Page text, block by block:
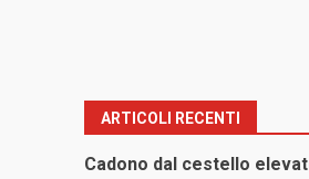
ARTICOLI RECENTI
Cadono dal cestello